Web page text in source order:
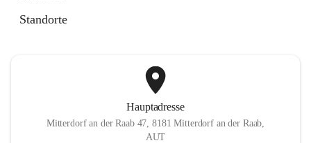
Standorte
Hauptadresse
Mitterdorf an der Raab 47, 8181 Mitterdorf an der Raab,
AUT